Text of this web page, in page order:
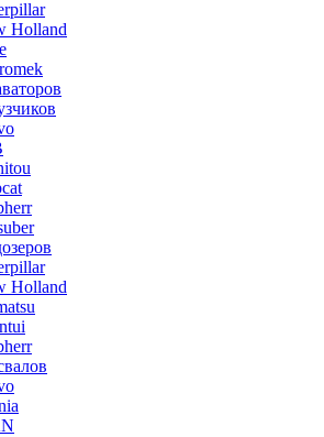
Holland
Holland